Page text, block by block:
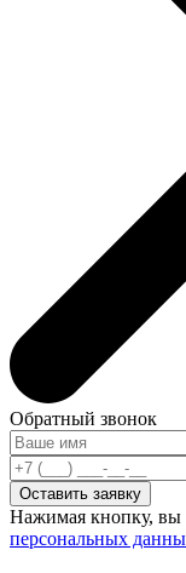
Обратный звонок
Нажимая кнопку, вы
персональных